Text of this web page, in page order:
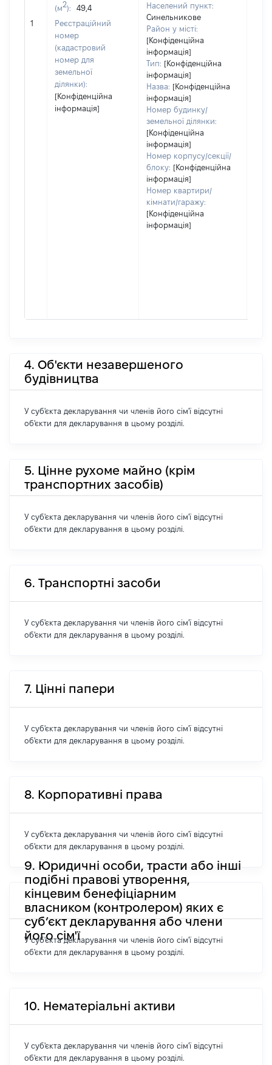
1
(м2):
49,4
Реєстраційний
номер
(кадастровий
номер для
земельної
ділянки):
[Конфіденційна
інформація]
Населений пункт:
Синельникове
Район у місті:
[Конфіденційна
інформація]
Тип: [Конфіденційна
інформація]
Назва: [Конфіденційна
інформація]
Номер будинку/
земельної ділянки:
[Конфіденційна
інформація]
Номер корпусу/секції/
блоку: [Конфіденційна
інформація]
Номер квартири/
кімнати/гаражу:
[Конфіденційна
інформація]
4. Об'єкти незавершеного
будівництва
У суб'єкта декларування чи членів його сім'ї відсутні
об'єкти для декларування в цьому розділі.
5. Цінне рухоме майно (крім
транспортних засобів)
У суб'єкта декларування чи членів його сім'ї відсутні
об'єкти для декларування в цьому розділі.
6. Транспортні засоби
У суб'єкта декларування чи членів його сім'ї відсутні
об'єкти для декларування в цьому розділі.
7. Цінні папери
У суб'єкта декларування чи членів його сім'ї відсутні
об'єкти для декларування в цьому розділі.
8. Корпоративні права
У суб'єкта декларування чи членів його сім'ї відсутні
об'єкти для декларування в цьому розділі.
9. Юридичні особи, трасти або інші
подібні правові утворення,
кінцевим бенефіціарним
власником (контролером) яких є
суб’єкт декларування або члени
його сім'ї
У суб'єкта декларування чи членів його сім'ї відсутні
об'єкти для декларування в цьому розділі.
10. Нематеріальні активи
У суб'єкта декларування чи членів його сім'ї відсутні
об'єкти для декларування в цьому розділі.